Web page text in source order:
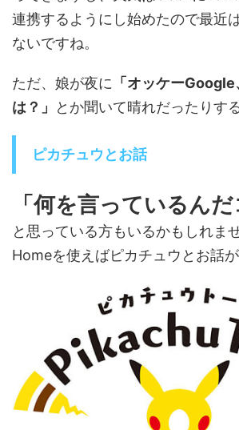
連携するようにし始めたので最近
ないですね。
ただ、娘が夜に 「オッケー
は？」
とか聞いて晴れだったりす
ピカチュウとお話
「何を言っているんだ
と思っている方もいるかもしれま
Homeを使えばピカチュウとお話が